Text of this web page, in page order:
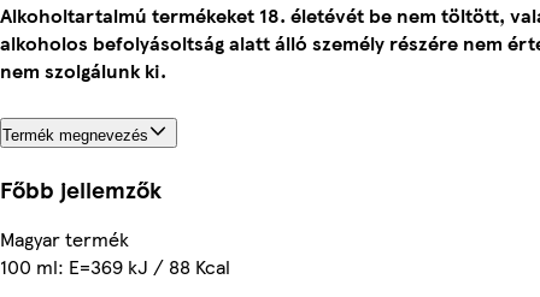
Alkoholtartalmú termékeket 18. életévét be nem töltött,
alkoholos befolyásoltság alatt álló személy részére nem
nem szolgálunk ki.
Termék megnevezés
Főbb jellemzők
Magyar termék
100 ml: E=369 kJ / 88 Kcal